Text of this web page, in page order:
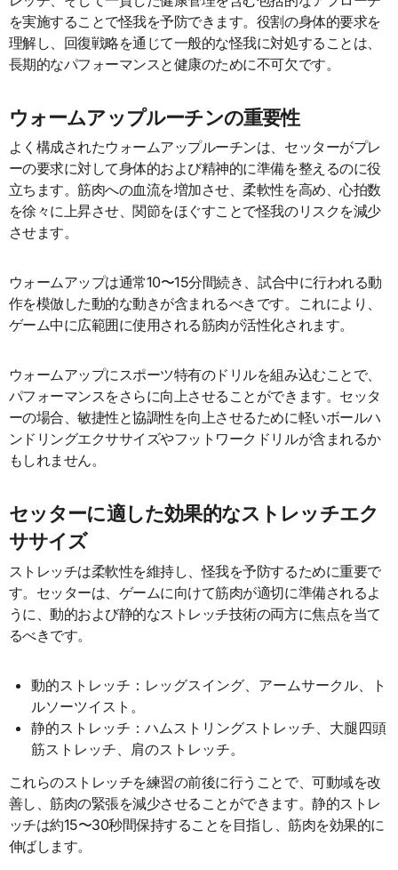
を実施することで怪我を予防できます。役割の身体的要求を
理解し、回復戦略を通じて一般的な怪我に対処することは、
長期的なパフォーマンスと健康のために不可欠です。
ウォームアップルーチンの重要性
よく構成されたウォームアップルーチンは、セッターがプレ
ーの要求に対して身体的および精神的に準備を整えるのに役
立ちます。筋肉への血流を増加させ、柔軟性を高め、心拍数
を徐々に上昇させ、関節をほぐすことで怪我のリスクを減少
させます。
ウォームアップは通常10〜15分間続き、試合中に行われる動
作を模倣した動的な動きが含まれるべきです。これにより、
ゲーム中に広範囲に使用される筋肉が活性化されます。
ウォームアップにスポーツ特有のドリルを組み込むことで、
パフォーマンスをさらに向上させることができます。セッタ
ーの場合、敏捷性と協調性を向上させるために軽いボールハ
ンドリングエクササイズやフットワークドリルが含まれるか
もしれません。
セッターに適した効果的なストレッチエク
ササイズ
ストレッチは柔軟性を維持し、怪我を予防するために重要で
す。セッターは、ゲームに向けて筋肉が適切に準備されるよ
うに、動的および静的なストレッチ技術の両方に焦点を当て
るべきです。
動的ストレッチ：レッグスイング、アームサークル、ト
ルソーツイスト。
静的ストレッチ：ハムストリングストレッチ、大腿四頭
筋ストレッチ、肩のストレッチ。
これらのストレッチを練習の前後に行うことで、可動域を改
善し、筋肉の緊張を減少させることができます。静的ストレ
ッチは約15〜30秒間保持することを目指し、筋肉を効果的に
伸ばします。